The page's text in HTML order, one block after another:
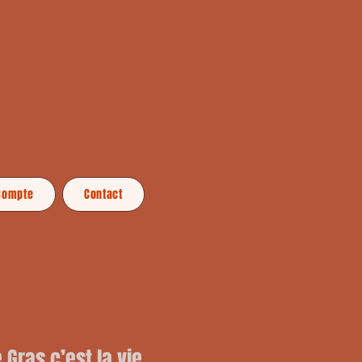
Contact